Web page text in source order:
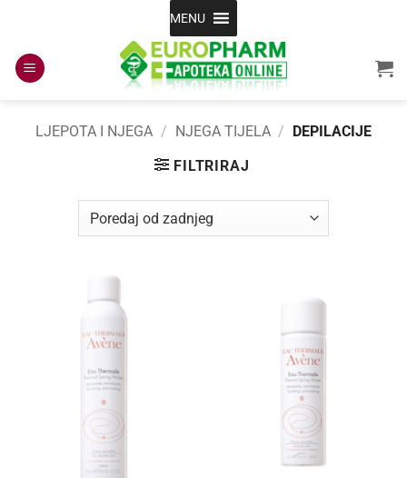
content
MENU
LJEPOTA I NJEGA / NJEGA TIJELA / DEPILACIJE
FILTRIRAJ